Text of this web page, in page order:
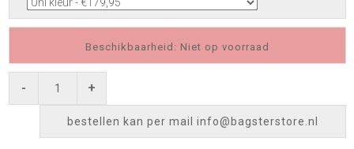
Beschikbaarheid: Niet op voorraad
- +
bestellen kan per mail info@bagsterstore.nl